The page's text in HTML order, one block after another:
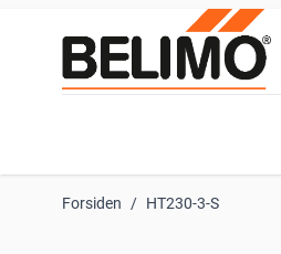
Forsiden / HT230-3-S